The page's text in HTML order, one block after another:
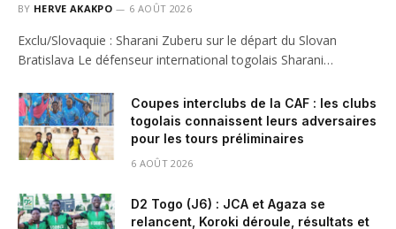
BY HERVE AKAKPO 6 AOÛT 2026
Exclu/Slovaquie : Sharani Zuberu sur le départ du Slovan
Bratislava Le défenseur international togolais Sharani…
Coupes interclubs de la CAF : les clubs
togolais connaissent leurs adversaires
pour les tours préliminaires
6 AOÛT 2026
D2 Togo (J6) : JCA et Agaza se
relancent, Koroki déroule, résultats et